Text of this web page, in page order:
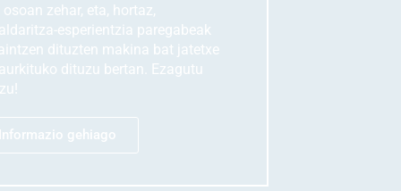
zehar, eta, hortaz,
esperientzia paregabeak
dituzten makina bat jatetxe
dituzu bertan. Ezagutu
gehiago